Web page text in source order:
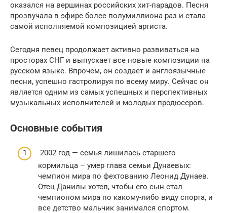
оказался на вершинах российских хит-парадов. Песня
прозвучала в эфире более полумиллиона раз и стала
самой исполняемой композицией артиста.
Сегодня певец продолжает активно развиваться на
просторах СНГ и выпускает все новые композиции на
русском языке. Впрочем, он создает и англоязычные
песни, успешно гастролируя по всему миру. Сейчас он
является одним из самых успешных и перспективных
музыкальных исполнителей и молодых продюсеров.
Основные события
2002 год — семья лишилась старшего
кормильца – умер глава семьи Дунаевых:
чемпион мира по фехтованию Леонид Дунаев.
Отец Данилы хотел, чтобы его сын стал
чемпионом мира по какому-либо виду спорта, и
все детство мальчик занимался спортом.